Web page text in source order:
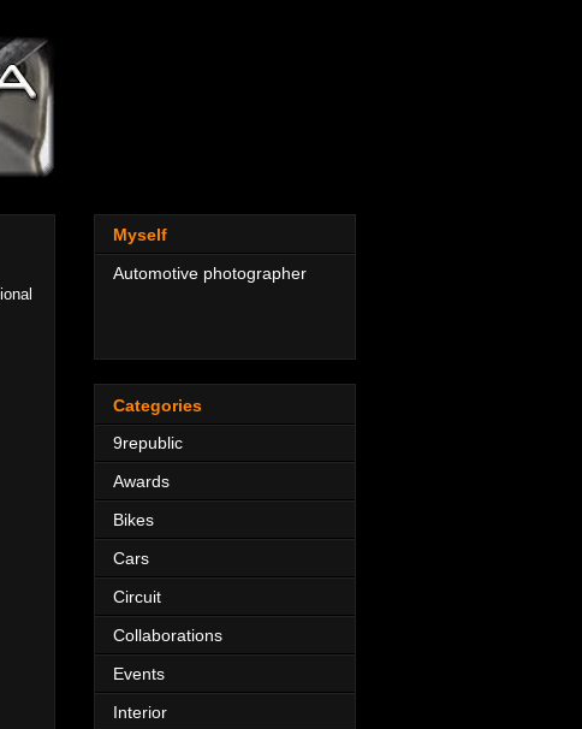
Myself
Automotive photographer
Categories
9republic
Awards
Bikes
Cars
Circuit
Collaborations
Events
Interior